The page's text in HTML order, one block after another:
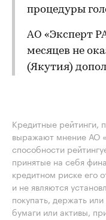
процедуры
АО «Эксперт
месяцев не
(Якутия)
Кредитные рейтинги,
выражают мнение АО
способности
принятые на себя
кредитном риске его
и не являются
покупать, держать
бумаги или активы,